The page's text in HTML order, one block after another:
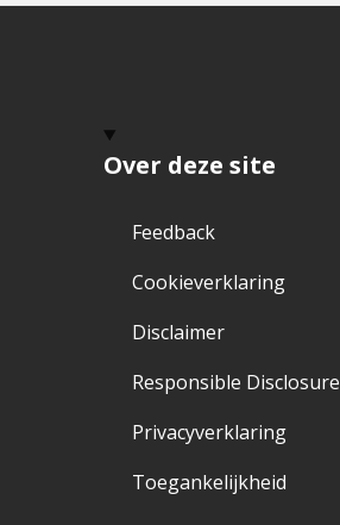
Over deze site
Feedback
Cookieverklaring
Disclaimer
Responsible Disclosure
Privacyverklaring
Toegankelijkheid